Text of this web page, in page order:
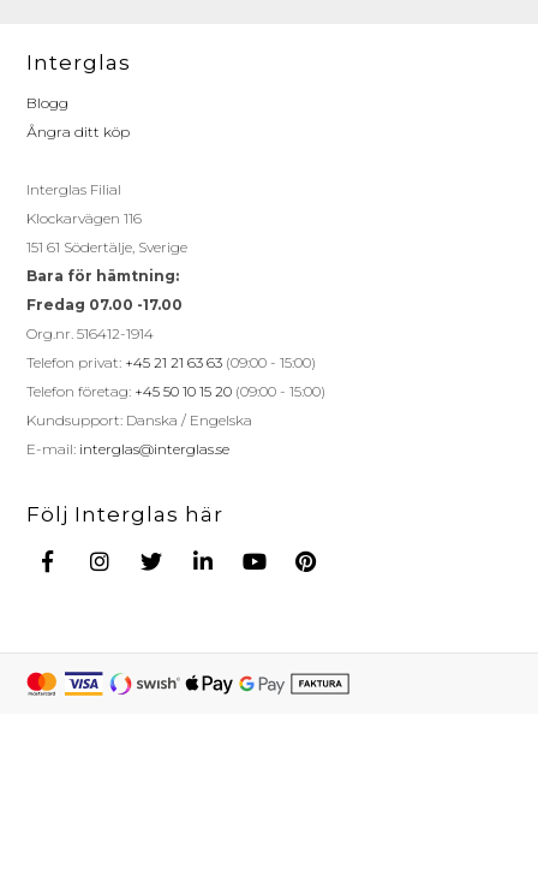
Interglas
Blogg
Ångra ditt köp
Interglas Filial
Klockarvägen 116
151 61 Södertälje, Sverige
Bara för hämtning:
Fredag 07.00 -17.00
Org.nr. 516412-1914
Telefon privat: +45 21 21 63 63 (09:00 - 15:00)
Telefon företag: +45 50 10 15 20 (09:00 - 15:00)
Kundsupport: Danska / Engelska
E-mail: interglas@interglas.se
Följ Interglas här